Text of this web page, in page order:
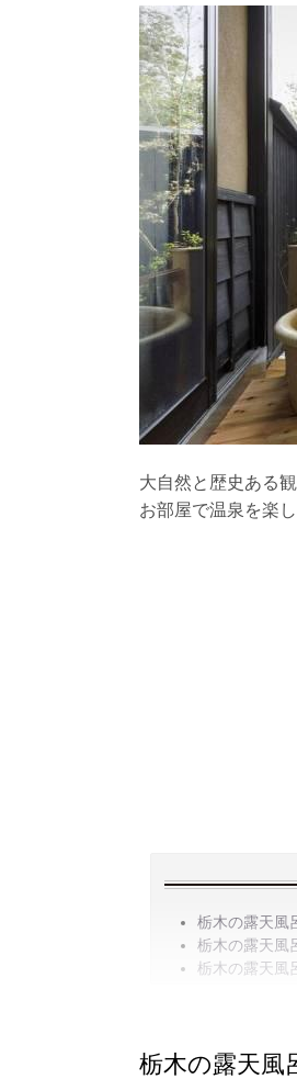
大自然と歴史ある
お部屋で温泉を楽
栃木の露天風
栃木の露天風
栃木の露天風
栃木の露天風